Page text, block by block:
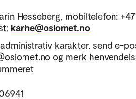
Hesseberg, mobiltelefon: +47
karhe@oslomet.no
karakter, send e-
og merk